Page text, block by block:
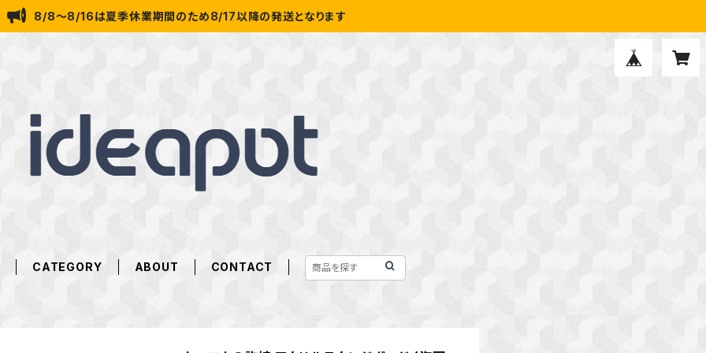
8/8～8/16は夏季休業期間のため8/17以降の発送となります
CATEGORY ABOUT CONTACT